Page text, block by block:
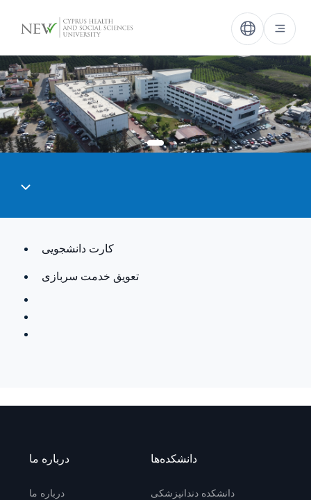
کارت دانشجویی
تعویق خدمت سربازی
درباره ما
درباره ما
دانشکده‌ها
دانشکده دندانپزشکی